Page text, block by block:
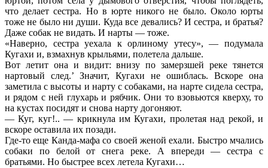
что делает сестра. Но в юрте никого не было. Около юрты
тоже не было ни души. Куда все девались? И сестра, и братья?
Даже собак не видать. И нарты — тоже.
«Наверно, сестра уехала к орлиному утесу», — подумала
Кугахи и, взмахнув крыльями, полетела дальше.
Вот летит она и видит: внизу по замерзшей реке тянется
нартовый след.’ Значит, Кугахи не ошиблась. Вскоре она
заметила с высоты и нарту с собаками, на нарте сидела сестра,
и рядом с ней глухарь и рябчик. Они то взовьются кверху, то
на кустах посидят и снова нарту догоняют.
— Куг, куг!.. — крикнула им Кугахи, пролетая над рекой, и
вскоре оставила их позади.
Где-то еще Канда-мафа со своей женой ехали. Быстро мчались
собаки по белой от снега реке. А впереди — сестра с
братьями. Но быстрее всех летела Кугахи…